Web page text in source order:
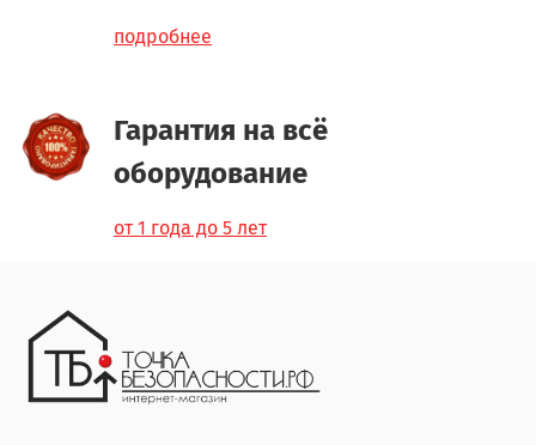
подробнее
Гарантия на всё
оборудование
от 1 года до 5 лет